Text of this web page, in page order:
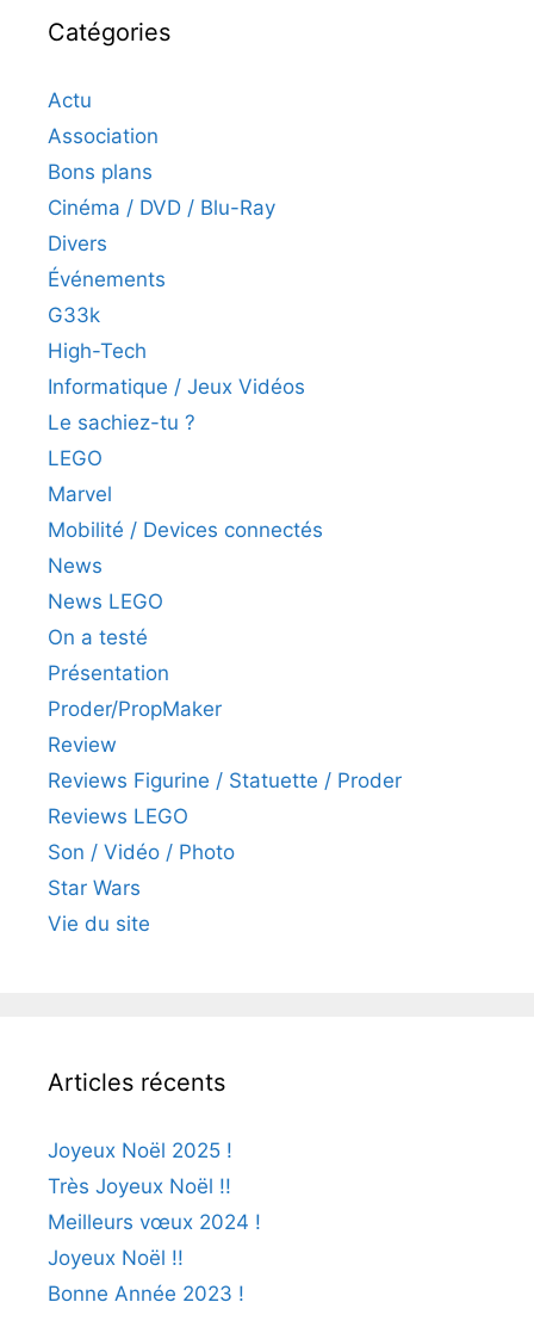
Catégories
Actu
Association
Bons plans
Cinéma / DVD / Blu-Ray
Divers
Événements
G33k
High-Tech
Informatique / Jeux Vidéos
Le sachiez-tu ?
LEGO
Marvel
Mobilité / Devices connectés
News
News LEGO
On a testé
Présentation
Proder/PropMaker
Review
Reviews Figurine / Statuette / Proder
Reviews LEGO
Son / Vidéo / Photo
Star Wars
Vie du site
Articles récents
Joyeux Noël 2025 !
Très Joyeux Noël !!
Meilleurs vœux 2024 !
Joyeux Noël !!
Bonne Année 2023 !